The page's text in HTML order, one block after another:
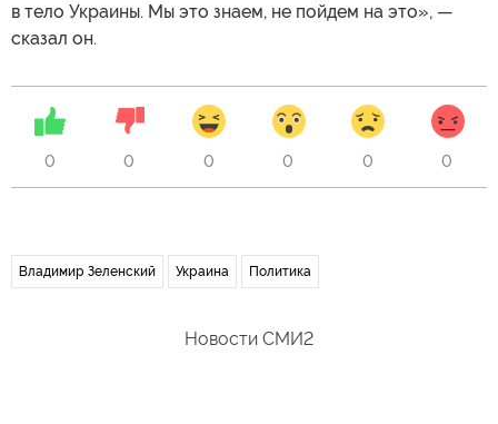
в тело Украины. Мы это знаем, не пойдем на это», —
сказал он.
0 0 0 0 0 0
Владимир Зеленский Украина Политика
Новости СМИ2